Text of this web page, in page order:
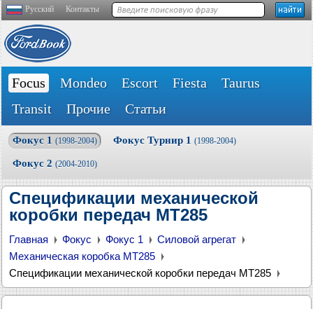
Русский Контакты
Focus Mondeo Escort Fiesta
Taurus
Transit
Прочие Статьи
Фокус 1 (1998-2004) Фокус Турнир 1 (1998-2004)
Фокус 2 (2004-2010)
Спецификации механической
коробки передач MT285
Главная Фокус Фокус 1
Силовой агрегат
Механическая коробка MT285
Спецификации механической коробки передач MT285